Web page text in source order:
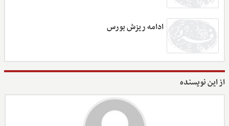
ادامه ریزش بورس
از این نویسنده